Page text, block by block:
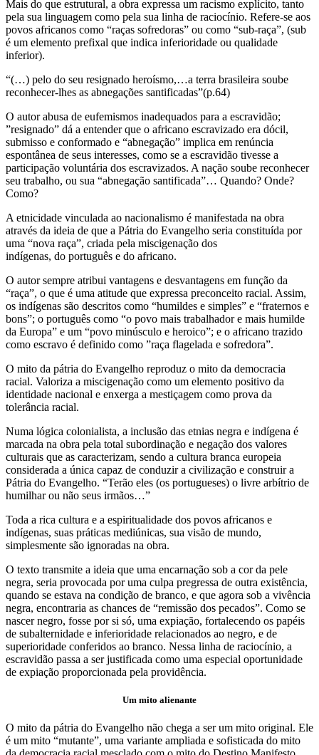
Mais do que estrutural, a obra expressa um racismo explícito, tanto
pela sua linguagem como pela sua linha de raciocínio. Refere-se aos
povos africanos como “raças sofredoras” ou como “sub-raça”, (sub
é um elemento prefixal que indica inferioridade ou qualidade
inferior).
“(…) pelo do seu resignado heroísmo,…a terra brasileira soube
reconhecer-lhes as abnegações santificadas”(p.64)
O autor abusa de eufemismos inadequados para a escravidão;
”resignado” dá a entender que o africano escravizado era dócil,
submisso e conformado e “abnegação” implica em renúncia
espontânea de seus interesses, como se a escravidão tivesse a
participação voluntária dos escravizados. A nação soube reconhecer
seu trabalho, ou sua “abnegação santificada”… Quando? Onde?
Como?
A etnicidade vinculada ao nacionalismo é manifestada na obra
através da ideia de que a Pátria do Evangelho seria constituída por
uma “nova raça”, criada pela miscigenação dos
indígenas, do português e do africano.
O autor sempre atribui vantagens e desvantagens em função da
“raça”, o que é uma atitude que expressa preconceito racial. Assim,
os indígenas são descritos como “humildes e simples” e “fraternos e
bons”; o português como “o povo mais trabalhador e mais humilde
da Europa” e um “povo minúsculo e heroico”; e o africano trazido
como escravo é definido como ”raça flagelada e sofredora”.
O mito da pátria do Evangelho reproduz o mito da democracia
racial. Valoriza a miscigenação como um elemento positivo da
identidade nacional e enxerga a mestiçagem como prova da
tolerância racial.
Numa lógica colonialista, a inclusão das etnias negra e indígena é
marcada na obra pela total subordinação e negação dos valores
culturais que as caracterizam, sendo a cultura branca europeia
considerada a única capaz de conduzir a civilização e construir a
Pátria do Evangelho. “Terão eles (os portugueses) o livre arbítrio de
humilhar ou não seus irmãos…”
Toda a rica cultura e a espiritualidade dos povos africanos e
indígenas, suas práticas mediúnicas, sua visão de mundo,
simplesmente são ignoradas na obra.
O texto transmite a ideia que uma encarnação sob a cor da pele
negra, seria provocada por uma culpa pregressa de outra existência,
quando se estava na condição de branco, e que agora sob a vivência
negra, encontraria as chances de “remissão dos pecados”. Como se
nascer negro, fosse por si só, uma expiação, fortalecendo os papéis
de subalternidade e inferioridade relacionados ao negro, e de
superioridade conferidos ao branco. Nessa linha de raciocínio, a
escravidão passa a ser justificada como uma especial oportunidade
de expiação proporcionada pela providência.
Um mito alienante
O mito da pátria do Evangelho não chega a ser um mito original. Ele
é um mito “mutante”, uma variante ampliada e sofisticada do mito